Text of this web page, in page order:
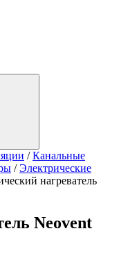
/ Канальные
/ Электрические
нагреватель
Neovent